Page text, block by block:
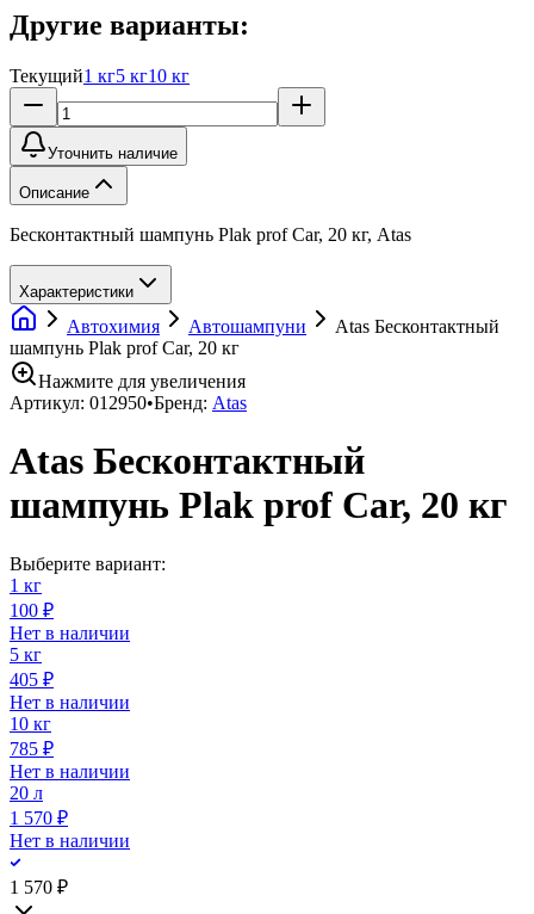
Другие варианты:
Текущий1 кг5 кг10 кг
Уточнить наличие
Описание
Бесконтактный шампунь Plak prof Car, 20 кг, Atas
Характеристики
Автохимия Автошампуни
Atas Бесконтактный
шампунь Plak prof Car, 20 кг
Нажмите для увеличения
Артикул: 012950•Бренд: Atas
Atas Бесконтактный
шампунь Plak prof Car, 20 кг
Выберите вариант:
1 кг
100 ₽
Нет в наличии
5 кг
405 ₽
Нет в наличии
10 кг
785 ₽
Нет в наличии
20 л
1 570 ₽
Нет в наличии
1 570 ₽